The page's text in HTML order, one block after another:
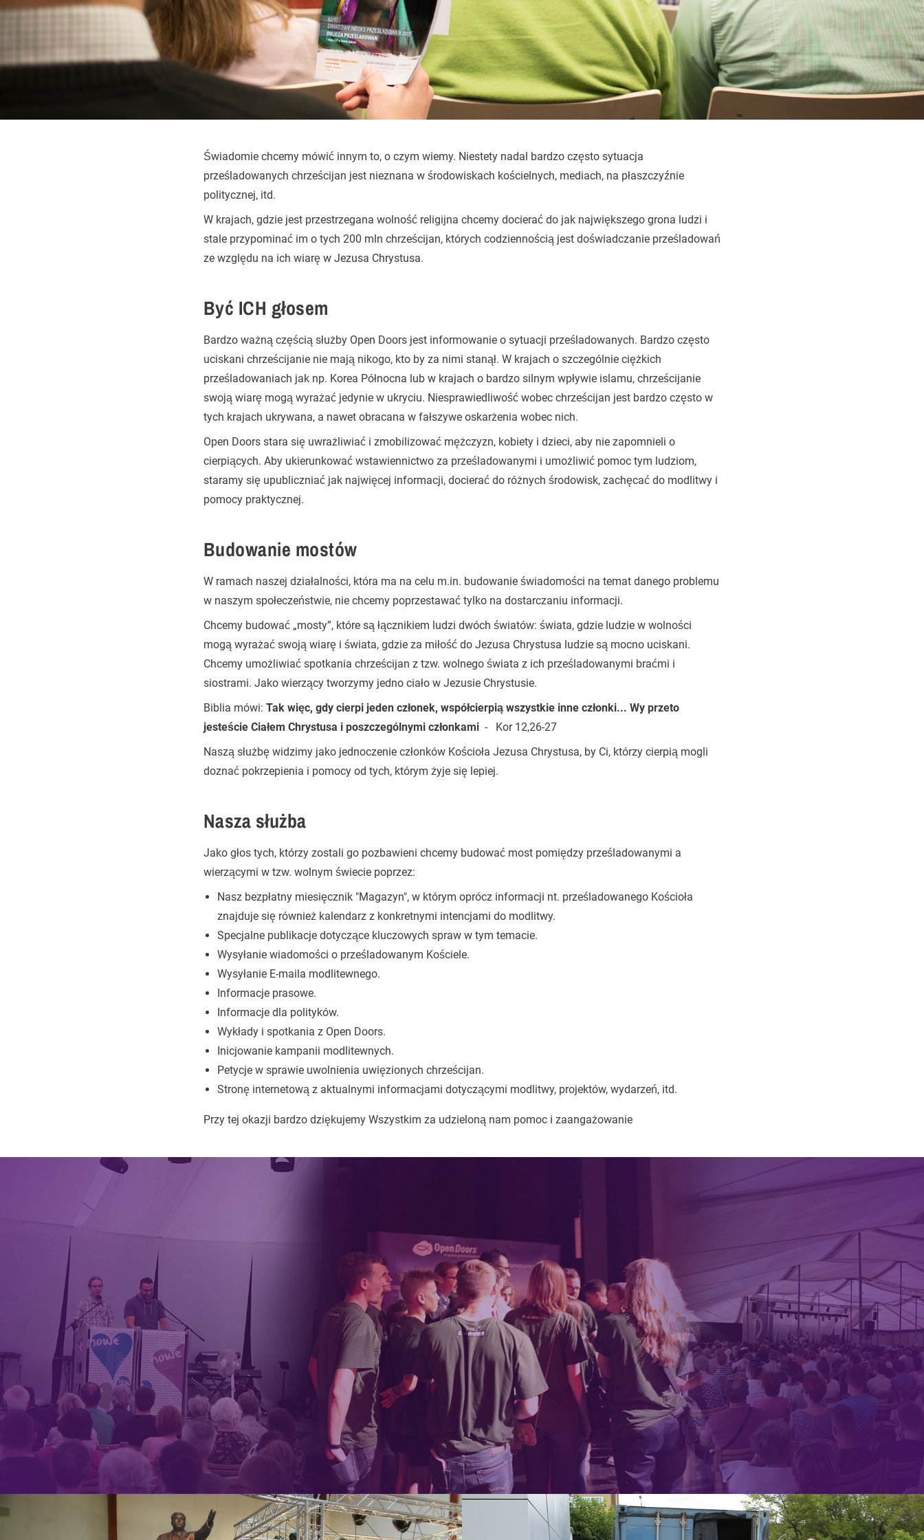
Świadomie chcemy mówić innym to, o czym wiemy. Niestety nadal bardzo często sytuacja
prześladowanych chrześcijan jest nieznana w środowiskach kościelnych, mediach, na płaszczyźnie
politycznej, itd.
W krajach, gdzie jest przestrzegana wolność religijna chcemy docierać do jak największego grona ludzi i
stale przypominać im o tych 200 mln chrześcijan, których codziennością jest doświadczanie prześladowań
ze względu na ich wiarę w Jezusa Chrystusa.
Być ICH głosem
Bardzo ważną częścią służby Open Doors jest informowanie o sytuacji prześladowanych. Bardzo często
uciskani chrześcijanie nie mają nikogo, kto by za nimi stanął. W krajach o szczególnie ciężkich
prześladowaniach jak np. Korea Północna lub w krajach o bardzo silnym wpływie islamu, chrześcijanie
swoją wiarę mogą wyrażać jedynie w ukryciu. Niesprawiedliwość wobec chrześcijan jest bardzo często w
tych krajach ukrywana, a nawet obracana w fałszywe oskarżenia wobec nich.
Open Doors stara się uwrażliwiać i zmobilizować mężczyzn, kobiety i dzieci, aby nie zapomnieli o
cierpiących. Aby ukierunkować wstawiennictwo za prześladowanymi i umożliwić pomoc tym ludziom,
staramy się upubliczniać jak najwięcej informacji, docierać do różnych środowisk, zachęcać do modlitwy i
pomocy praktycznej.
Budowanie mostów
W ramach naszej działalności, która ma na celu m.in. budowanie świadomości na temat danego problemu
w naszym społeczeństwie, nie chcemy poprzestawać tylko na dostarczaniu informacji.
Chcemy budować „mosty”, które są łącznikiem ludzi dwóch światów: świata, gdzie ludzie w wolności
mogą wyrażać swoją wiarę i świata, gdzie za miłość do Jezusa Chrystusa ludzie są mocno uciskani.
Chcemy umożliwiać spotkania chrześcijan z tzw. wolnego świata z ich prześladowanymi braćmi i
siostrami. Jako wierzący tworzymy jedno ciało w Jezusie Chrystusie.
Biblia mówi: Tak więc, gdy cierpi jeden członek, współcierpią wszystkie inne członki... Wy przeto
jesteście Ciałem Chrystusa i poszczególnymi członkami - Kor 12,26-27
Naszą służbę widzimy jako jednoczenie członków Kościoła Jezusa Chrystusa, by Ci, którzy cierpią mogli
doznać pokrzepienia i pomocy od tych, którym żyje się lepiej.
Nasza służba
Jako głos tych, którzy zostali go pozbawieni chcemy budować most pomiędzy prześladowanymi a
wierzącymi w tzw. wolnym świecie poprzez:
Nasz bezpłatny miesięcznik "Magazyn", w którym oprócz informacji nt. prześladowanego Kościoła
znajduje się również kalendarz z konkretnymi intencjami do modlitwy.
Specjalne publikacje dotyczące kluczowych spraw w tym temacie.
Wysyłanie wiadomości o prześladowanym Kościele.
Wysyłanie E-maila modlitewnego.
Informacje prasowe.
Informacje dla polityków.
Wykłady i spotkania z Open Doors.
Inicjowanie kampanii modlitewnych.
Petycje w sprawie uwolnienia uwięzionych chrześcijan.
Stronę internetową z aktualnymi informacjami dotyczącymi modlitwy, projektów, wydarzeń, itd.
Przy tej okazji bardzo dziękujemy Wszystkim za udzieloną nam pomoc i zaangażowanie